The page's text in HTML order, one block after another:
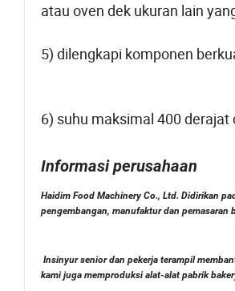
atau oven dek ukuran lain
5) dilengkapi komponen
6) suhu maksimal 400 derajat
Informasi perusahaan
Haidim Food Machinery Co., Ltd. Didirikan
pengembangan, manufaktur dan pemasaran
Insinyur senior dan pekerja terampil
kami juga memproduksi alat-alat pabrik